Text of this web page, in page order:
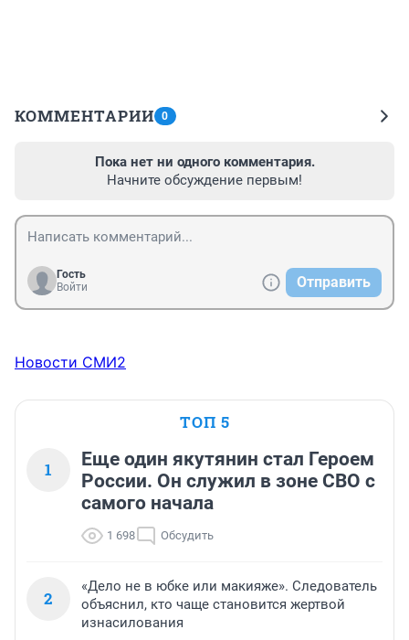
КОММЕНТАРИИ 0
Пока нет ни одного комментария.
Начните обсуждение первым!
Гость
Войти
Отправить
Новости СМИ2
ТОП 5
1
Еще один якутянин стал Героем
России. Он служил в зоне СВО с
самого начала
1 698 Обсудить
2
«Дело не в юбке или макияже». Следователь
объяснил, кто чаще становится жертвой
изнасилования